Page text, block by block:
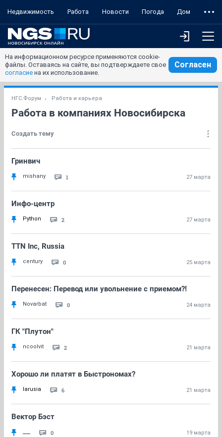
Недвижимость Работа Новости Погода Дом
На информационном ресурсе применяются cookie-
файлы. Оставаясь на сайте, вы подтверждаете свое
согласие на их использование.
Согласен
НГС.Форум Работа и карьера
Работа в компаниях Новосибирска
Создать тему
Гринвич
mishany 1 27 марта
Инфо-центр
Python 2 27 марта
TTN Inc, Russia
century 0 25 марта
Перенесен: Перевод или увольнение с приемом?!
Novarbat 0 24 марта
ГК "Плутон"
ncoolvit 2 21 марта
Хорошо ли платят в Быстрономах?
larusia 6 21 марта
Вектор Бэст
0 19 марта